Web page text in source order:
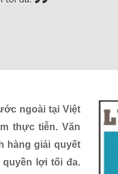
ngoài tại Việt
thực tiễn. Văn
hàng giải quyết
lợi tối đa.